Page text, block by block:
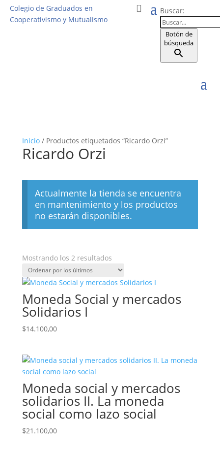
Colegio de Graduados en
Cooperativismo y Mutualismo
Buscar:
Botón de
búsqueda
Inicio/ Productos etiquetados “Ricardo Orzi”
Ricardo Orzi
Actualmente la tienda se encuentra
en mantenimiento y los productos
no estarán disponibles.
Mostrando los 2 resultadosOrdenado
por
los
Moneda Social y mercados
Solidarios I
$14.100,00
Moneda social y mercados
solidarios II. La moneda
social como lazo social
$21.100,00